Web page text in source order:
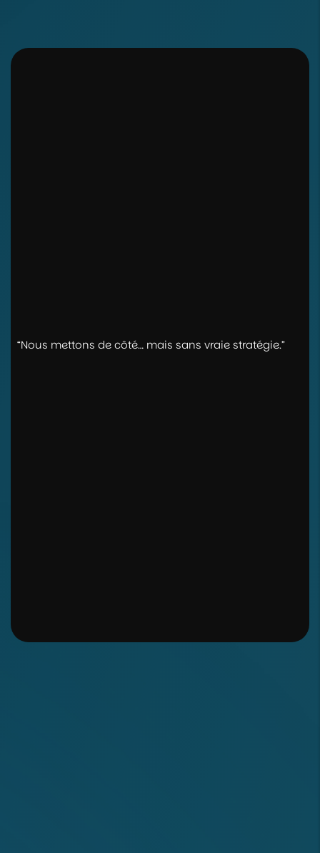
“Nous mettons de côté… mais sans vraie stratégie.”